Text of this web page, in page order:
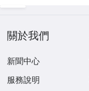
關於我們
新聞中心
服務說明